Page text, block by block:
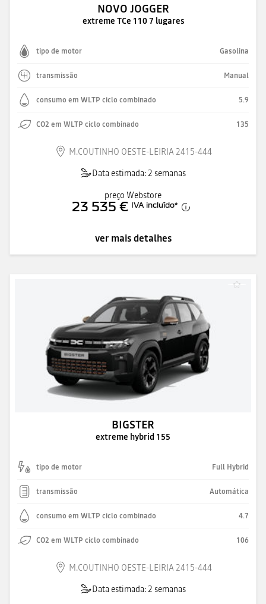
NOVO JOGGER
extreme TCe 110 7 lugares
tipo de motor Gasolina
transmissão Manual
consumo em WLTP ciclo combinado 5.9
CO2 em WLTP ciclo combinado 135
M.COUTINHO OESTE-LEIRIA 2415-444
Data estimada: 2 semanas
preço Webstore
23 535 € IVA incluído*
ver mais detalhes
BIGSTER
extreme hybrid 155
tipo de motor Full Hybrid
transmissão Automática
consumo em WLTP ciclo combinado 4.7
CO2 em WLTP ciclo combinado 106
M.COUTINHO OESTE-LEIRIA 2415-444
Data estimada: 2 semanas